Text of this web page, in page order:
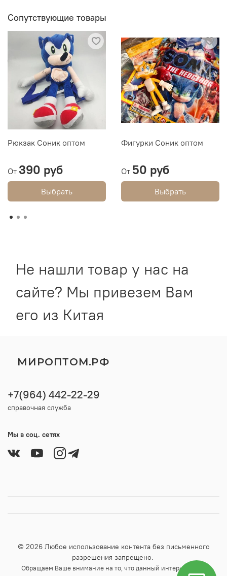
Сопутствующие товары
Рюкзак Соник оптом
От 390 руб
Выбрать
Фигурки Соник оптом
От 50 руб
Выбрать
Не нашли товар у нас на
сайте? Мы привезем Вам
его из Китая
МИРОПТОМ.РФ
+7(964) 442-22-29
справочная служба
Мы в соц. сетях
© 2026 Любое использование контента без письменного
разрешения запрещено.
Обращаем Ваше внимание на то, что данный интернет-сайт